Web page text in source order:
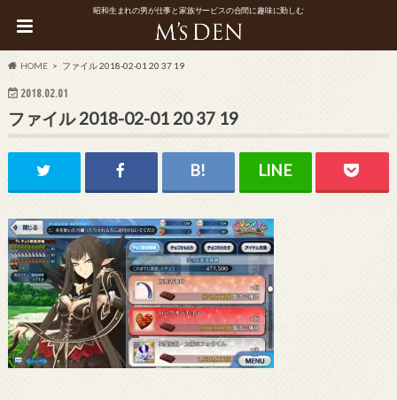
昭和生まれの男が仕事と家族サービスの合間に趣味に勤しむ
HOME ファイル 2018-02-01 20 37 19
2018.02.01
ファイル 2018-02-01 20 37 19